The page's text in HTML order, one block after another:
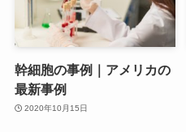
幹細胞の事例｜アメリカの
最新事例
2020年10月15日